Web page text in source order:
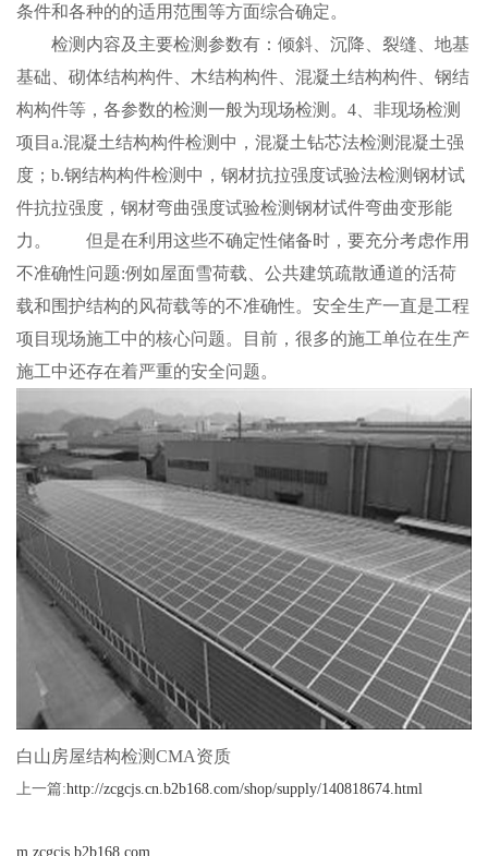
条件和各种的的适用范围等方面综合确定。
检测内容及主要检测参数有：倾斜、沉降、裂缝、地基
基础、砌体结构构件、木结构构件、混凝土结构构件、钢结
构构件等，各参数的检测一般为现场检测。4、非现场检测
项目a.混凝土结构构件检测中，混凝土钻芯法检测混凝土强
度；b.钢结构构件检测中，钢材抗拉强度试验法检测钢材试
件抗拉强度，钢材弯曲强度试验检测钢材试件弯曲变形能
力。 但是在利用这些不确定性储备时，要充分考虑作用
不准确性问题:例如屋面雪荷载、公共建筑疏散通道的活荷
载和围护结构的风荷载等的不准确性。安全生产一直是工程
项目现场施工中的核心问题。目前，很多的施工单位在生产
施工中还存在着严重的安全问题。
白山房屋结构检测CMA资质
上一篇:http://zcgcjs.cn.b2b168.com/shop/supply/140818674.html
m.zcgcjs.b2b168.com